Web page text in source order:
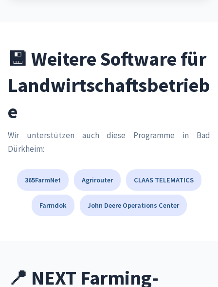
💾 Weitere Software für
Landwirtschaftsbetrieb
e
Wir unterstützen auch diese Programme in Bad
Dürkheim:
365FarmNet Agrirouter CLAAS TELEMATICS
Farmdok John Deere Operations Center
📍 NEXT Farming-